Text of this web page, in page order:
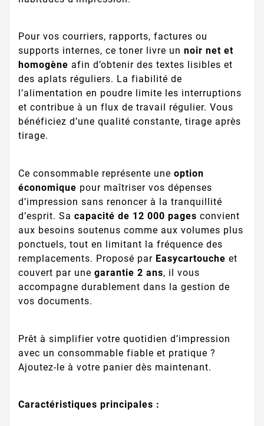
Pour vos courriers, rapports, factures ou
supports internes, ce toner livre un noir net et
homogène afin d’obtenir des textes lisibles et
des aplats réguliers. La fiabilité de
l’alimentation en poudre limite les interruptions
et contribue à un flux de travail régulier. Vous
bénéficiez d’une qualité constante, tirage après
tirage.
Ce consommable représente une option
économique pour maîtriser vos dépenses
d’impression sans renoncer à la tranquillité
d’esprit. Sa capacité de 12 000 pages convient
aux besoins soutenus comme aux volumes plus
ponctuels, tout en limitant la fréquence des
remplacements. Proposé par Easycartouche et
couvert par une garantie 2 ans, il vous
accompagne durablement dans la gestion de
vos documents.
Prêt à simplifier votre quotidien d’impression
avec un consommable fiable et pratique ?
Ajoutez-le à votre panier dès maintenant.
Caractéristiques principales :